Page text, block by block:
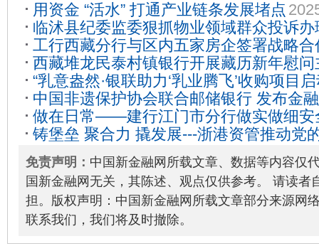
用资金 “活水” 打通产业链条发展堵点
临沭县纪委监委狠抓物业领域群众投诉
29
工行西藏分行与区内五家房企签署战略
融资总额超50亿元2022-12-16
西藏堆龙民泰村镇银行开展藏历新年慰
02-26
“乳意盎然·银联助力‘乳业腾飞’收购项目
涉农特色场景示范点授牌仪式”顺利举行
中国非遗保护协会联合邮储银行 发布金
万”计划项目2023-02-24
做在日常——建行江门市分行做实做细安
质量发展2024-04-22
铸堡垒 聚合力 撬发展---浙港资管推动党
进步全面过硬 2024-12-04
免责声明： 中国新金融网所载文章、数据等内容仅
国新金融网无关，其陈述、观点仅供参考。 请读者
担。版权声明：中国新金融网所载文章部分来源网
联系我们，我们将及时撤除。